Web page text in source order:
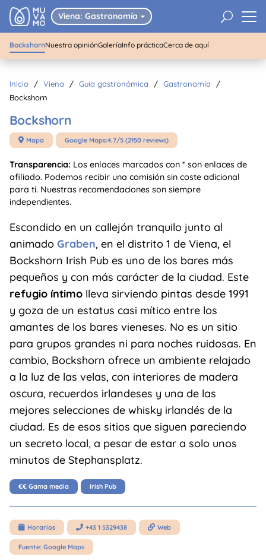
Viena: Gastronomía  U
Bockshorn
BockshornNuestra opiniónGaleríaInfo prácticaCerca de aquí
Inicio / Viena / Guía gastronómica / Gastronomía
/
Bockshorn
Bockshorn
 Mapa Google Maps:4.7/5 (2150 reviews)
Transparencia: Los enlaces marcados con * son enlaces de
afiliado. Podemos recibir una comisión sin coste adicional
para ti. Nuestras recomendaciones son siempre
independientes.
Escondido en un callejón tranquilo junto al
animado Graben, en el distrito 1 de Viena, el
Bockshorn Irish Pub es uno de los bares más
pequeños y con más carácter de la ciudad. Este
refugio íntimolleva sirviendo pintas desde 1991
y goza de un estatus casi mítico entre los
amantes de los bares vieneses. No es un sitio
para grupos grandes ni para noches ruidosas. En
cambio, Bockshorn ofrece un ambiente relajado
a la luz de las velas, con interiores de madera
oscura, recuerdos irlandeses y una de las
mejores selecciones de whisky irlandés de la
ciudad. Es de esos sitios que siguen pareciendo
un secreto local, a pesar de estar a solo unos
minutos de Stephansplatz.
€€ Gama media Irish Pub
 Horarios  +43 1 5329438  Web
Fuente: Google Maps